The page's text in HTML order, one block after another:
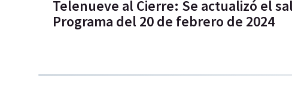
Telenueve al Cierre: Se actualizó el
Programa del 20 de febrero de 2024